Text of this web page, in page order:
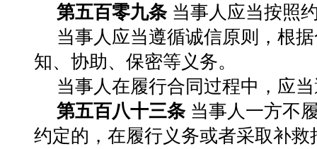
第五百零九条当事人应当按照
当事人应当遵循诚信原则，根
知、协助、保密等义务。
当事人在履行合同过程中，应
第五百八十三条当事人一方不
约定的，在履行义务或者采取补